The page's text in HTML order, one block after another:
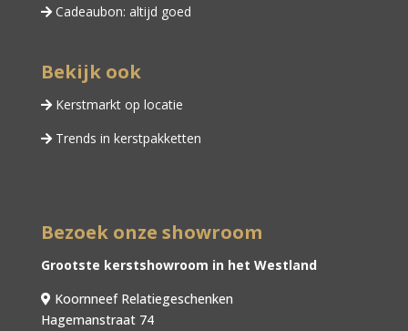
Cadeaubon: altijd goed
Bekijk ook
Kerstmarkt op locatie
Trends in kerstpakketten
Bezoek onze showroom
Grootste kerstshowroom in het Westland
Koornneef Relatiegeschenken
Hagemanstraat 74